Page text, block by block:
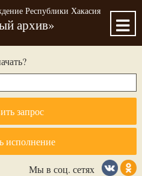
Республики Хакасия
архив»
запрос
исполнение
Мы в соц. сетях